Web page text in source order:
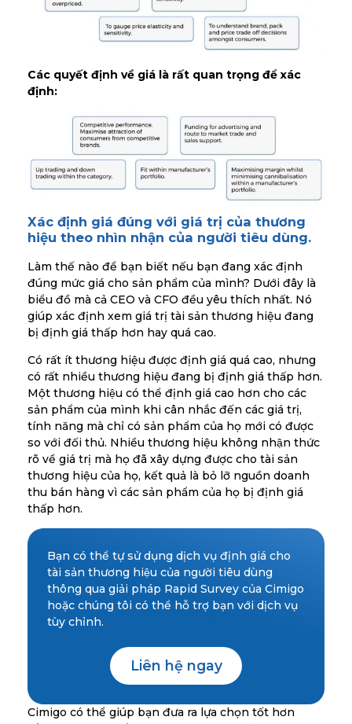
Các quyết định về giá là rất quan trọng để xác
định:
Xác định giá đúng với giá trị của thương
hiệu theo nhìn nhận của người tiêu dùng.
Làm thế nào để bạn biết nếu bạn đang xác định
đúng mức giá cho sản phẩm của mình? Dưới đây là
biểu đồ mà cả CEO và CFO đều yêu thích nhất. Nó
giúp xác định xem giá trị tài sản thương hiệu đang
bị định giá thấp hơn hay quá cao.
Có rất ít thương hiệu được định giá quá cao, nhưng
có rất nhiều thương hiệu đang bị định giá thấp hơn.
Một thương hiệu có thể định giá cao hơn cho các
sản phẩm của mình khi cân nhắc đến các giá trị,
tính năng mà chỉ có sản phẩm của họ mới có được
so với đối thủ. Nhiều thương hiệu không nhận thức
rõ về giá trị mà họ đã xây dựng được cho tài sản
thương hiệu của họ, kết quả là bỏ lỡ nguồn doanh
thu bán hàng vì các sản phẩm của họ bị định giá
thấp hơn.
Bạn có thể tự sử dụng dịch vụ định giá cho
tài sản thương hiệu của người tiêu dùng
thông qua giải pháp Rapid Survey của Cimigo
hoặc chúng tôi có thể hỗ trợ bạn với dịch vụ
tùy chỉnh.
Liên hệ ngay
Cimigo có thể giúp bạn đưa ra lựa chọn tốt hơn